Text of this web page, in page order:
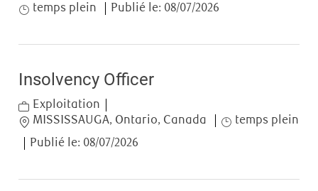
temps plein
Publié le: 08/07/2026
Insolvency Officer
Category
Exploitation
Location
MISSISSAUGA, Ontario, Canada Job Type
temps plein
Publié le: 08/07/2026